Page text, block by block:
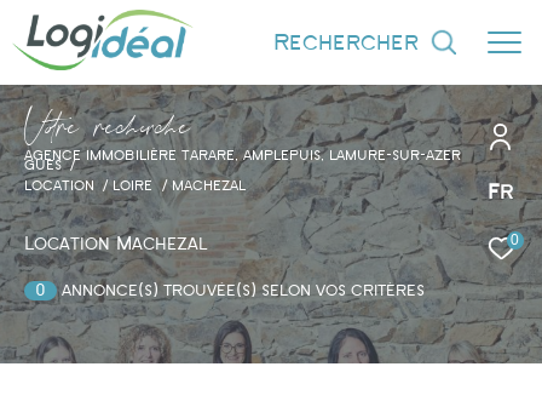
Fr
0
rechercher
Vore recece
AGENCE IMMOBILIÈRE TARARE, AMPLEPUIS, LAMURE-SUR-AZER
GUES
LOCATION LOIRE MACHEZAL
Location Machezal
0 annonce(s) trouvée(s) selon vos critères
Effectuer une recherche
et trouver le bien qui correspond à vos
critères